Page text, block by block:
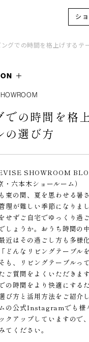
シ
ングでの時間を格上げするテ
での時間を格
の選び方
SHOWROOM
六本木ショールーム）
束の間、夏を思わせる暑
理が難しい季節になりま
せずご自宅でゆっくり過
しょうか。おうち時間の
近はその過ごし方も多様
どんなリビングテーブル
も、リビングテーブルっ
ご質問をよくいただきま
の時間をより快適にする
び方と活用方法をご紹介
の公式Instagramでも様
クアップしていますので
てください。